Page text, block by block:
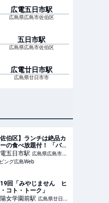
広電五日市駅
広島県広島市佐伯区
五日市駅
広島県広島市佐伯区
広電廿日市駅
広島県廿日市市
佐伯区】ランチは絶品カ
の食べ放題付！ 「バン
食堂バードマン」
五日市駅 広島県広島市佐
ング広島Web
回「みやじません ヒ
・コト・トーク」
女学園前駅 広島県廿日市